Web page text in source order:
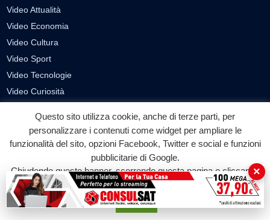
Video Attualità
Video Economia
Video Cultura
Video Sport
Video Tecnologie
Video Curiosità
PUBBLICITÀ
Richiesta pubblicazione articoli/banner
SEGUICI SUI SOCIAL
f ◎ ▶
Questo sito utilizza cookie, anche di terze parti, per
personalizzare i contenuti come widget per ampliare le
funzionalità del sito, opzioni Facebook, Twitter e social e funzioni
pubblicitarie di Google.
Chiudendo questo banner, scorrendo questa pagina o cliccando
su qualunque suo elemento acconsenti all'uso dei cookie.
Accetta
×